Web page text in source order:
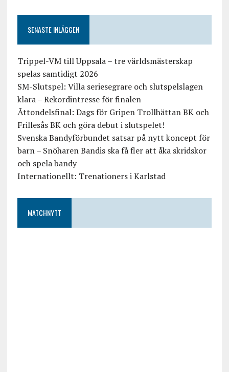
SENASTE INLÄGGEN
Trippel-VM till Uppsala – tre världsmästerskap
spelas samtidigt 2026
SM-Slutspel: Villa seriesegrare och slutspelslagen
klara – Rekordintresse för finalen
Åttondelsfinal: Dags för Gripen Trollhättan BK och
Frillesås BK och göra debut i slutspelet!
Svenska Bandyförbundet satsar på nytt koncept för
barn – Snöharen Bandis ska få fler att åka skridskor
och spela bandy
Internationellt: Trenationers i Karlstad
MATCHNYTT